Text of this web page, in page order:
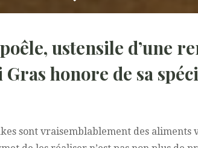
ustensile d’une
honore de sa
sont vraisemblablement des aliments